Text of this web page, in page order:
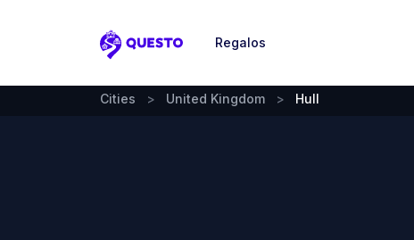
Questo
Regalos
Cities > United Kingdom > Hull